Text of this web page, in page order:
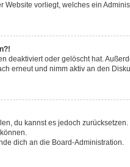
vorliegt, welches ein
deaktiviert oder gelöscht hat.
erneut und nimm aktiv an den
du kannst es jedoch
dich an die Board-Administration.